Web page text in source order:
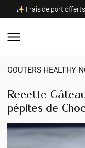
✨ Frais de port
GOUTERS HEALTHY
Recette
pépites de